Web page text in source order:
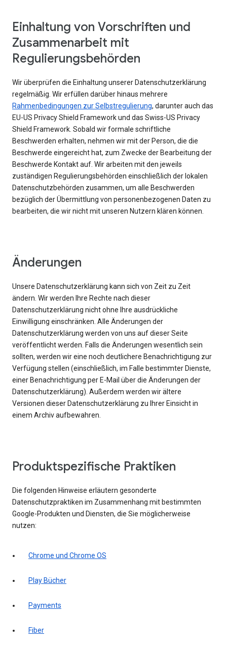
Einhaltung von Vorschriften und
Zusammenarbeit mit
Regulierungsbehörden
Wir überprüfen die Einhaltung unserer Datenschutzerklärung
regelmäßig. Wir erfüllen darüber hinaus mehrere
Rahmenbedingungen zur Selbstregulierung, darunter auch das
EU-US Privacy Shield Framework und das Swiss-US Privacy
Shield Framework. Sobald wir formale schriftliche
Beschwerden erhalten, nehmen wir mit der Person, die die
Beschwerde eingereicht hat, zum Zwecke der Bearbeitung der
Beschwerde Kontakt auf. Wir arbeiten mit den jeweils
zuständigen Regulierungsbehörden einschließlich der lokalen
Datenschutzbehörden zusammen, um alle Beschwerden
bezüglich der Übermittlung von personenbezogenen Daten zu
bearbeiten, die wir nicht mit unseren Nutzern klären können.
Änderungen
Unsere Datenschutzerklärung kann sich von Zeit zu Zeit
ändern. Wir werden Ihre Rechte nach dieser
Datenschutzerklärung nicht ohne Ihre ausdrückliche
Einwilligung einschränken. Alle Änderungen der
Datenschutzerklärung werden von uns auf dieser Seite
veröffentlicht werden. Falls die Änderungen wesentlich sein
sollten, werden wir eine noch deutlichere Benachrichtigung zur
Verfügung stellen (einschließlich, im Falle bestimmter Dienste,
einer Benachrichtigung per E-Mail über die Änderungen der
Datenschutzerklärung). Außerdem werden wir ältere
Versionen dieser Datenschutzerklärung zu Ihrer Einsicht in
einem Archiv aufbewahren.
Produktspezifische Praktiken
Die folgenden Hinweise erläutern gesonderte
Datenschutzpraktiken im Zusammenhang mit bestimmten
Google-Produkten und Diensten, die Sie möglicherweise
nutzen:
Chrome und Chrome OS
Play Bücher
Payments
Fiber